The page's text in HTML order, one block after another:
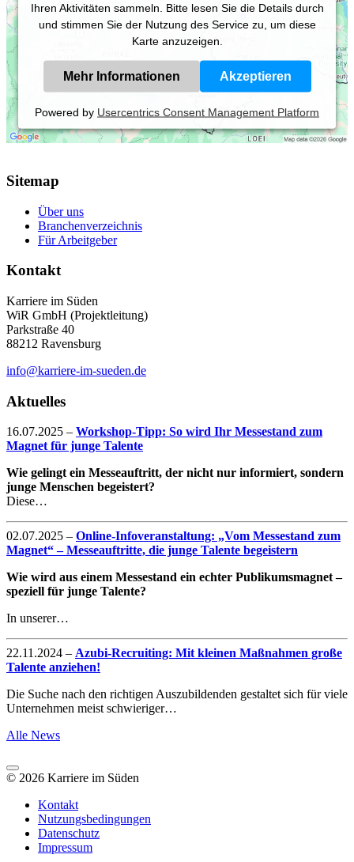
Ihren Aktivitäten sammeln. Bitte lesen Sie die Details durch
und stimmen Sie der Nutzung des Service zu, um diese
Karte anzuzeigen.
Mehr Informationen Akzeptieren
Powered by Usercentrics Consent Management Platform
Sitemap
Über uns
Branchenverzeichnis
Für Arbeitgeber
Kontakt
Karriere im Süden
WiR GmbH (Projektleitung)
Parkstraße 40
88212 Ravensburg
info@karriere-im-sueden.de
Aktuelles
16.07.2025 – Workshop-Tipp: So wird Ihr Messestand zum
Magnet für junge Talente
Wie gelingt ein Messeauftritt, der nicht nur informiert, sondern
junge Menschen begeistert?
Diese…
02.07.2025 – Online-Infoveranstaltung: „Vom Messestand zum
Magnet“ – Messeauftritte, die junge Talente begeistern
Wie wird aus einem Messestand ein echter Publikumsmagnet –
speziell für junge Talente?
In unserer…
22.11.2024 – Azubi-Recruiting: Mit kleinen Maßnahmen große
Talente anziehen!
Die Suche nach den richtigen Auszubildenden gestaltet sich für viele
Unternehmen meist schwieriger…
Alle News
© 2026 Karriere im Süden
Kontakt
Nutzungsbedingungen
Datenschutz
Impressum